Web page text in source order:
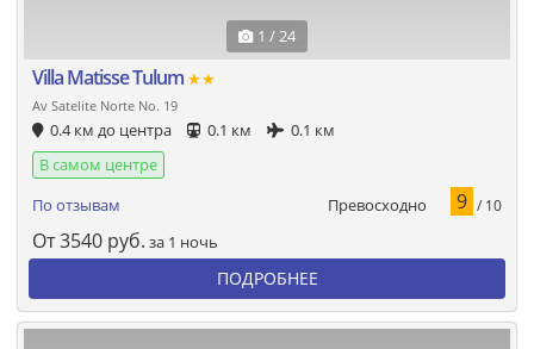
1 / 24
Villa Matisse Tulum ★★
Av Satelite Norte No. 19
0.4 км до центра 0.1 км
0.1 км
В самом центре
По отзывам
Превосходно 9 / 10
От3540 руб. за 1 ночь
ПОДРОБНЕЕ